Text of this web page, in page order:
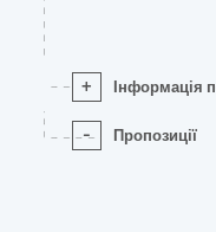
+ Інформація
- Пропозиції